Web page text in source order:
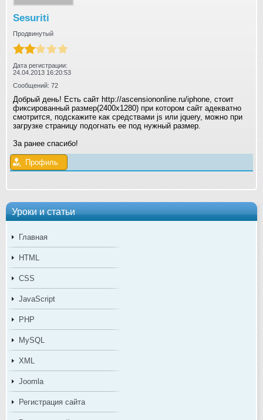
Уроки и статьи
Главная
HTML
CSS
JavaScript
PHP
MySQL
XML
Joomla
Регистрация сайта
Sesuriti
Продвинутый
Дата регистрации:
24.04.2013 16:20:53
Сообщений: 72
Добрый день! Есть сайт http://ascensiononline.ru/iphone, стоит
фиксированный размер(2400х1280) при котором сайт адекватно
смотрится, подскажите как средствами js или jquery, можно при
загрузке страницу подогнать ее под нужный размер.
За ранее спасибо!
Профиль